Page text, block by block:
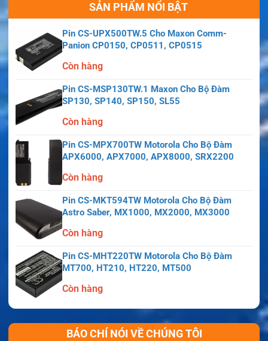
SẢN PHẨM NỔI BẬT
Pin CS-UPX500TW.5 Cho Maxon Comm-
Panion CP0150, CP0511, CP0515
Còn hàng
Pin CS-MSP130TW.1 Maxon Cho Bộ Đàm
SP130, SP140, SP150, SL55
Còn hàng
Pin CS-MPX700TW Motorola Cho Bộ Đàm
APX6000, APX7000, APX8000, SRX2200
Còn hàng
Pin CS-MKT594TW Motorola Cho Bộ Đàm
Astro Saber, MX1000, MX2000, MX3000
Còn hàng
Pin CS-MHT220TW Motorola Cho Bộ Đàm
MT700, HT210, HT220, MT500
Còn hàng
BÁO CHÍ NÓI VỀ CHÚNG TÔI